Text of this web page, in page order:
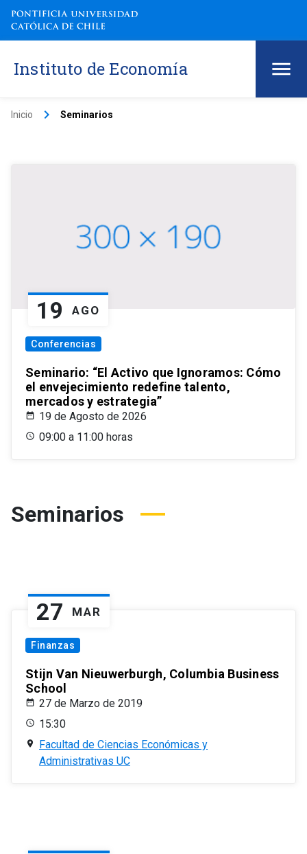
Instituto de Economía
Inicio keyboard_arrow_right Seminarios
19 AGO
Conferencias
Seminario: “El Activo que Ignoramos: Cómo
el envejecimiento redefine talento,
mercados y estrategia”
19 de Agosto de 2026
09:00 a 11:00 horas
Seminarios
27 MAR
Finanzas
Stijn Van Nieuwerburgh, Columbia Business
School
27 de Marzo de 2019
15:30
Facultad de Ciencias Económicas y
Administrativas UC